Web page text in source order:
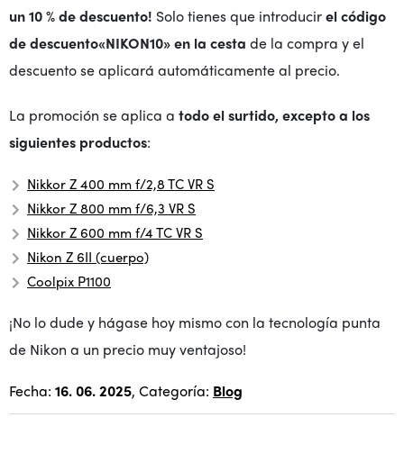
un 10 % de descuento! Solo tienes que introducirel código
de descuento«NIKON10»en la cesta de la compra y el
descuento se aplicará automáticamente al precio.
La promoción se aplica a todo el surtido, excepto a los
siguientes productos:
Nikkor Z 400 mm f/2,8 TC VR S
Nikkor Z 800 mm f/6,3 VR S
Nikkor Z 600 mm f/4 TC VR S
Nikon Z 6II (cuerpo)
Coolpix P1100
¡No lo dude y hágase hoy mismo con la tecnología punta
de Nikon a un precio muy ventajoso!
Fecha: 16. 06. 2025, Categoría: Blog